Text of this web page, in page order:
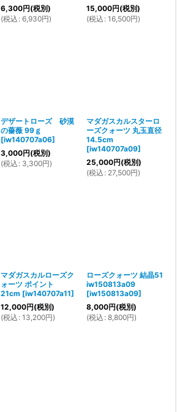
6,300円(税別)
(税込 : 6,930円)
15,000円(税別)
(税込 : 16,500円)
デザートローズ 砂漠
の薔薇 99ｇ
[iw140707a06]
3,000円(税別)
(税込 : 3,300円)
マダガスカルスターロ
ーズクォーツ 丸玉直径
14.5cm
[iw140707a09]
25,000円(税別)
(税込 : 27,500円)
マダガスカルローズク
ォーツ ポイント
21cm [iw140707a11]
12,000円(税別)
(税込 : 13,200円)
ローズクォーツ 結晶51
iw150813a09
[iw150813a09]
8,000円(税別)
(税込 : 8,800円)